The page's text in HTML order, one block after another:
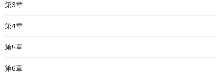
第3章
第4章
第5章
第6章